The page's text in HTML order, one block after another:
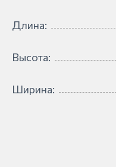
Длина:
Высота:
Ширина: